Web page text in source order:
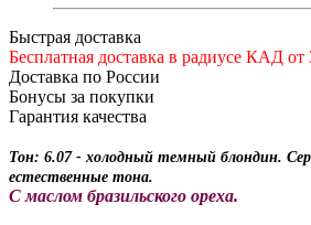
Быстрая доставка
Бесплатная доставка в радиусе КАД от
Доставка по России
Бонусы за покупки
Гарантия качества
Тон: 6.07 - холодный темный блондин.
естественные тона.
С маслом бразильского ореха.